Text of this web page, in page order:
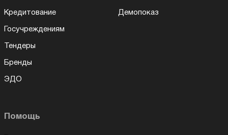
Кредитование
Госучреждениям
Тендеры
Бренды
ЭДО
Демопоказ
Помощь